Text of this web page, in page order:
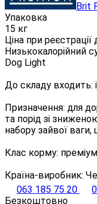
Brit
Упаковка
15 кг
Ціна при реєстрації
Низькокалорійний
Dog Light
До складу входить:
Призначення: для
та порід зі
набору зайвої
Клас корму: преміум
Країна-виробник:
063 185 75 20
Безкоштовно